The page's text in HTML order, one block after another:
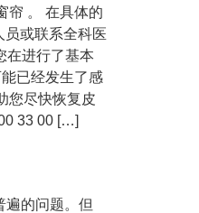
帘 。 在具体的
或联系全科医
在进行了基本
已经发生了感
您尽快恢复皮
33 00 […]
遍的问题。但